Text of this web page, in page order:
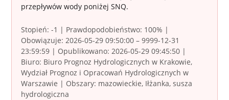
przepływów wody poniżej SNQ.
Stopień: -1 | Prawdopodobieństwo: 100% |
Obowiązuje: 2026-05-29 09:50:00 – 9999-12-31
23:59:59 | Opublikowano: 2026-05-29 09:45:50 |
Biuro: Biuro Prognoz Hydrologicznych w Krakowie,
Wydział Prognoz i Opracowań Hydrologicznych w
Warszawie | Obszary: mazowieckie, Iłżanka, susza
hydrologiczna